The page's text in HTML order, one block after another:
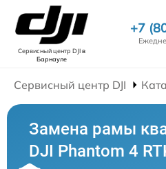
Сервисный центр DJIв
Барнауле
+7
Сервисный центр DJI
Замена рамы
DJI Phantom 4